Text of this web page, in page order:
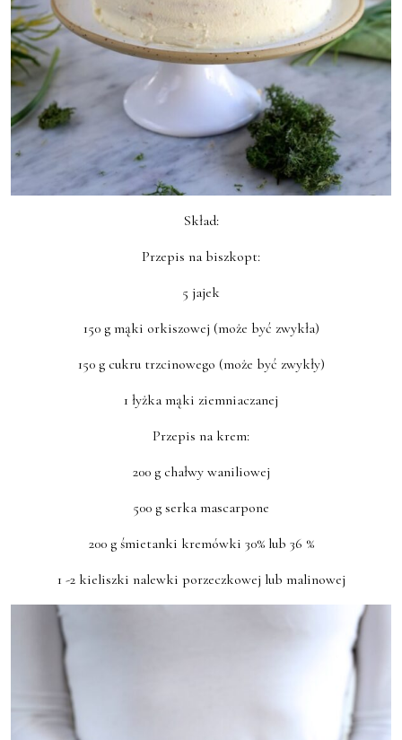
Skład:
Przepis na biszkopt:
5 jajek
150 g mąki orkiszowej (może być zwykła)
150 g cukru trzcinowego (może być zwykły)
1 łyżka mąki ziemniaczanej
Przepis na krem:
200 g chałwy waniliowej
500 g serka mascarpone
200 g śmietanki kremówki 30% lub 36 %
1 -2 kieliszki nalewki porzeczkowej lub malinowej